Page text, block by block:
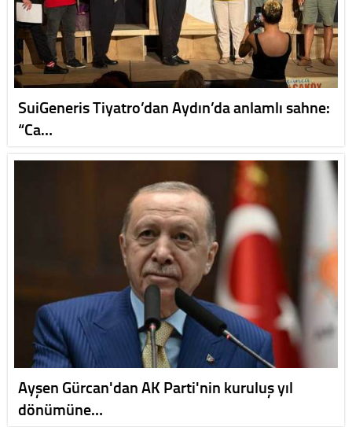
SuiGeneris Tiyatro’dan Aydın’da anlamlı sahne:
“Ca…
Ayşen Gürcan'dan AK Parti'nin kuruluş yıl
dönümüne…